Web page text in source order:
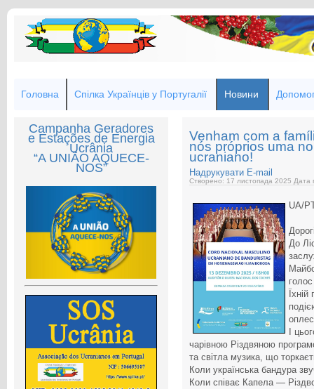
Головна Спілка Українців у Португалії Новини
Campanha Geradores
e Estações de Energia
Ucrânia
“A UNIÃO AQUECE-
NOS”
Venham com a
nós próprios uma
ucraniano!
Надрукувати E-mail
Створено: 17 листопада 2025 Дата
UA/
До
І
чарівною Різдвяною
та світла музика, що
Коли українська бандура
Коли співає Капела —